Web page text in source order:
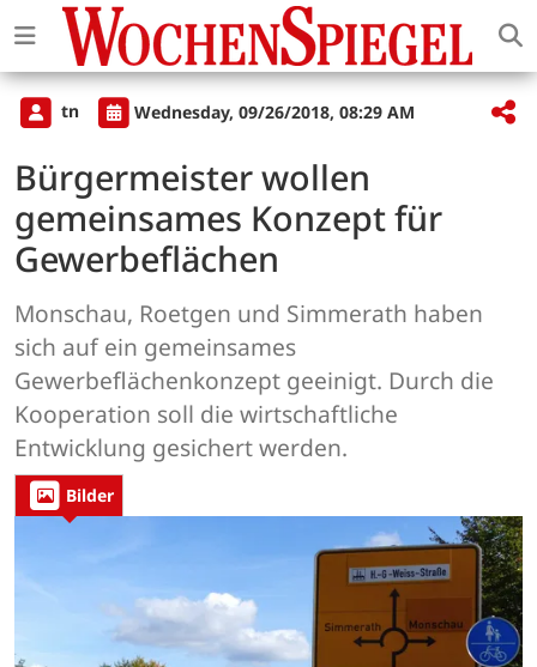
tn Wednesday, 09/26/2018, 08:29 AM
Bürgermeister wollen
gemeinsames Konzept für
Gewerbeflächen
Monschau, Roetgen und Simmerath haben
sich auf ein gemeinsames
Gewerbeflächenkonzept geeinigt. Durch die
Kooperation soll die wirtschaftliche
Entwicklung gesichert werden.
Bilder